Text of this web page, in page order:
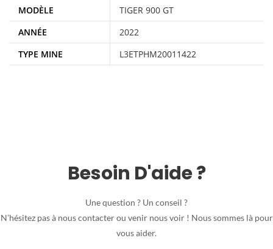
MODÈLE
TIGER 900 GT
ANNÉE
2022
TYPE MINE
L3ETPHM20011422
Besoin D'aide ?
Une question ? Un conseil ?
N’hésitez pas à nous contacter ou venir nous voir ! Nous sommes là pour
vous aider.